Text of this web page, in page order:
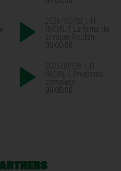
2026/02/02 | 11
INCIAL | La firma de
Enrique Roldán
00:00:00
2025/09/26 | 11
INCIAL | Programa
completo
00:00:00